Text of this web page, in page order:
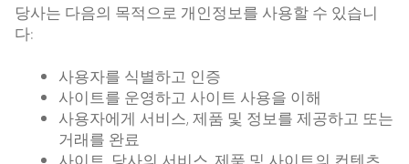
당사는 다음의 목적으로 개인정보를 사용할 수 있습니
다:
사용자를 식별하고 인증
사이트를 운영하고 사이트 사용을 이해
사용자에게 서비스, 제품 및 정보를 제공하고 또는
거래를 완료
사이트, 당사의 서비스, 제품 및 사이트의 컨텐츠